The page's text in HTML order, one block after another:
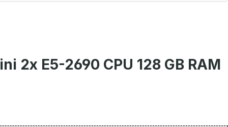
2x E5-2690 CPU 128 GB RAM